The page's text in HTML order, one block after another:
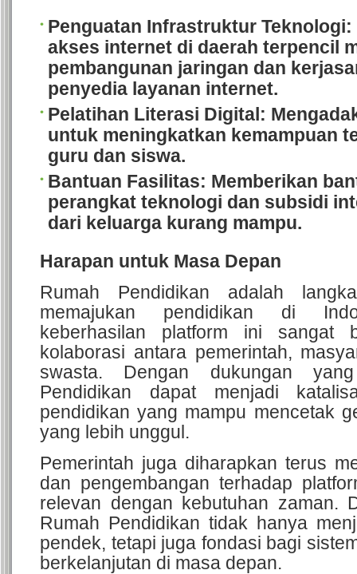
Penguatan Infrastruktur Teknologi:
akses internet di daerah terpencil
pembangunan jaringan dan
penyedia layanan internet.
Pelatihan Literasi Digital:
untuk meningkatkan kemampuan
guru dan siswa.
Bantuan Fasilitas: Memberikan
perangkat teknologi dan subsidi
dari keluarga kurang mampu.
Harapan untuk Masa Depan
Rumah Pendidikan adalah
memajukan pendidikan di
keberhasilan platform ini sangat
kolaborasi antara pemerintah,
swasta. Dengan dukungan
Pendidikan dapat menjadi
pendidikan yang mampu mencetak
yang lebih unggul.
Pemerintah juga diharapkan terus
dan pengembangan terhadap
relevan dengan kebutuhan zaman.
Rumah Pendidikan tidak hanya
pendek, tetapi juga fondasi bagi
berkelanjutan di masa depan.